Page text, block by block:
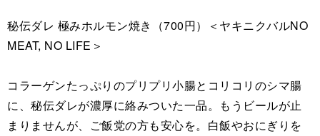
秘伝ダレ 極みホルモン焼き（700円）＜ヤキニクバルNO
MEAT, NO LIFE＞
コラーゲンたっぷりのプリプリ小腸とコリコリのシマ腸
に、秘伝ダレが濃厚に絡みついた一品。もうビールが止
まりませんが、ご飯党の方も安心を。白飯やおにぎりを